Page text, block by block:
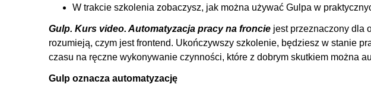
6.5. Gulp
7. Slider do porównywania zdjęć
7.1. Jak będzie wyglądał nasz projekt?
7.2. HTML - zacznijmy kodować
7.3. CSS - ostylujmy projekt
W trakcie szkolenia zobaczysz, jak można używać Gulpa w
Gulp. Kurs video. Automatyzacja pracy na froncie jest przeznaczony dla
rozumieją, czym jest frontend. Ukończywszy szkolenie, będziesz w stanie
czasu na ręczne wykonywanie czynności, które z dobrym skutkiem można
Gulp oznacza automatyzację